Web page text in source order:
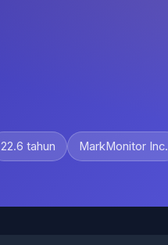
22.6 tahun MarkMonitor Inc.